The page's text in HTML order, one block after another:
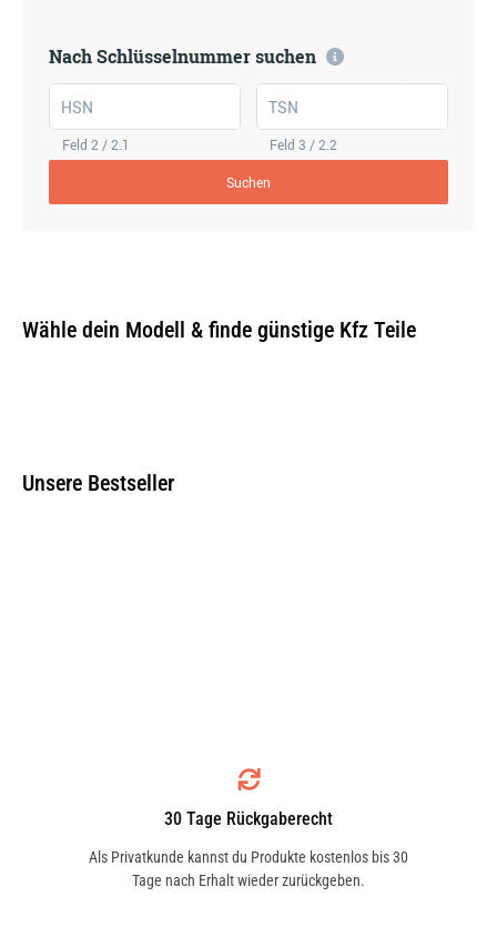
Nach Schlüsselnummer suchen
HSN
Feld 2 / 2.1
TSN
Feld 3 / 2.2
Suchen
Wähle dein Modell & finde günstige Kfz Teile
Unsere Bestseller
30 Tage Rückgaberecht
Als Privatkunde kannst du Produkte kostenlos bis 30
Tage nach Erhalt wieder zurückgeben.